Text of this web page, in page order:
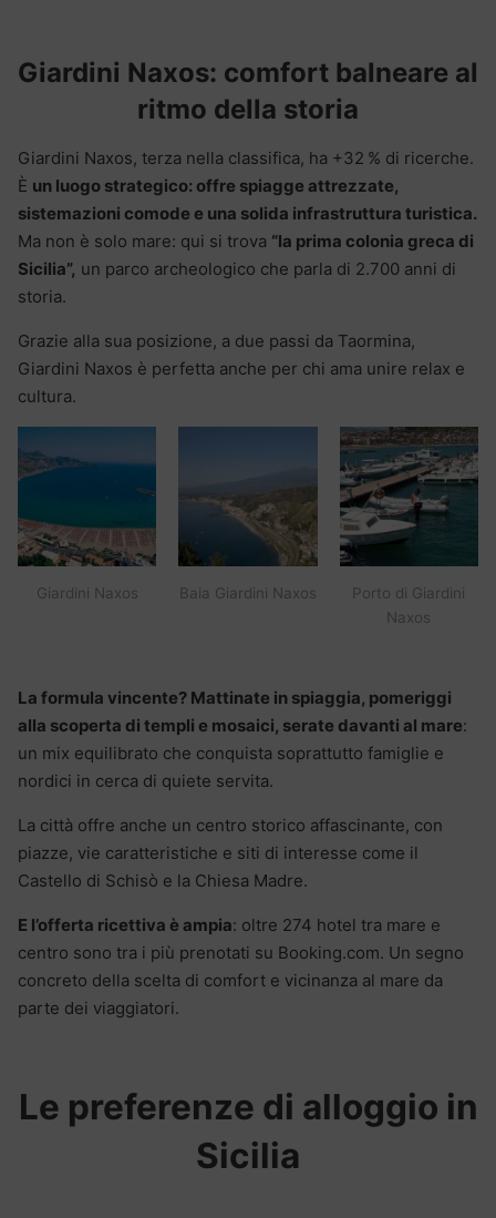
Giardini Naxos: comfort balneare al
ritmo della storia
Giardini Naxos, terza nella classifica, ha +32 % di ricerche.
È un luogo strategico: offre spiagge attrezzate,
sistemazioni comode e una solida infrastruttura turistica.
Ma non è solo mare: qui si trova “la prima colonia greca di
Sicilia”, un parco archeologico che parla di 2.700 anni di
storia.
Grazie alla sua posizione, a due passi da Taormina,
Giardini Naxos è perfetta anche per chi ama unire relax e
cultura.
Giardini Naxos Baia Giardini Naxos
Porto di Giardini
Naxos
La formula vincente? Mattinate in spiaggia, pomeriggi
alla scoperta di templi e mosaici, serate davanti al mare:
un mix equilibrato che conquista soprattutto famiglie e
nordici in cerca di quiete servita.
La città offre anche un centro storico affascinante, con
piazze, vie caratteristiche e siti di interesse come il
Castello di Schisò e la Chiesa Madre.
E l’offerta ricettiva è ampia: oltre 274 hotel tra mare e
centro sono tra i più prenotati su Booking.com. Un segno
concreto della scelta di comfort e vicinanza al mare da
parte dei viaggiatori.
Le preferenze di alloggio in
Sicilia